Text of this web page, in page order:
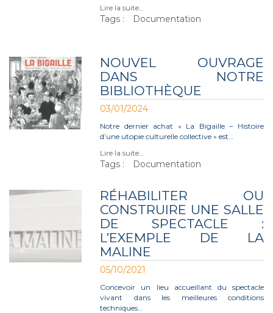
Lire la suite…
Tags : Documentation
NOUVEL OUVRAGE
DANS NOTRE
BIBLIOTHÈQUE
03/01/2024
Notre dernier achat « La Bigaille – Histoire
d’une utopie culturelle collective » est…
Lire la suite…
Tags : Documentation
RÉHABILITER OU
CONSTRUIRE UNE SALLE
DE SPECTACLE :
L’EXEMPLE DE LA
MALINE
05/10/2021
Concevoir un lieu accueillant du spectacle
vivant dans les meilleures conditions
techniques…